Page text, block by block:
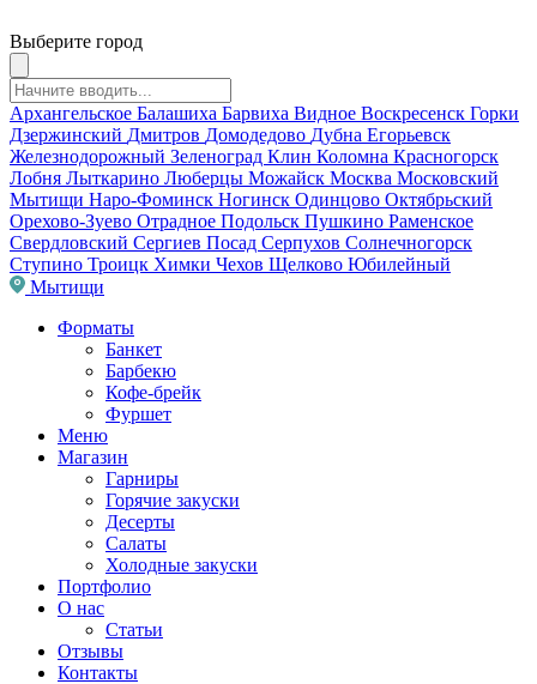
Выберите город
Архангельское Балашиха Барвиха Видное Воскресенск Горки
Дзержинский Дмитров Домодедово Дубна Егорьевск
Железнодорожный Зеленоград Клин Коломна Красногорск
Лобня Лыткарино Люберцы Можайск Москва Московский
Мытищи Наро-Фоминск Ногинск Одинцово Октябрьский
Орехово-Зуево Отрадное Подольск Пушкино Раменское
Свердловский Сергиев Посад Серпухов Солнечногорск
Ступино Троицк Химки Чехов Щелково Юбилейный
Мытищи
Форматы
Банкет
Барбекю
Кофе-брейк
Фуршет
Меню
Магазин
Гарниры
Горячие закуски
Десерты
Салаты
Холодные закуски
Портфолио
О нас
Статьи
Отзывы
Контакты